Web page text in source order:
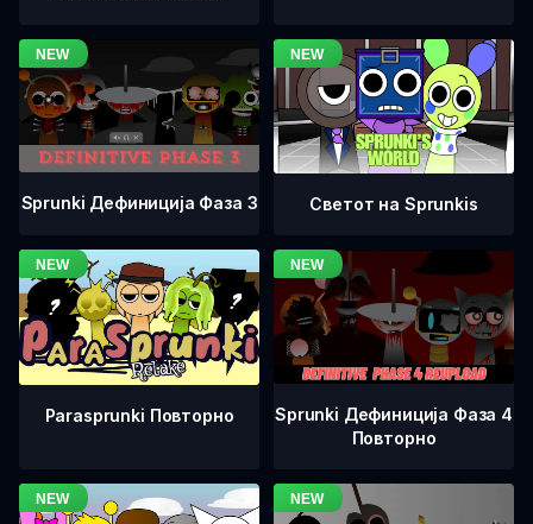
Sprunki Дефиниција Фаза 3 Светот на Sprunkis
Parasprunki Повторно
Sprunki Дефиниција Фаза 4
Повторно